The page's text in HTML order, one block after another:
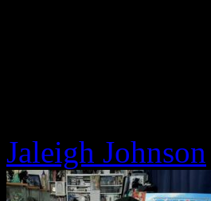
Jaleigh Johnson